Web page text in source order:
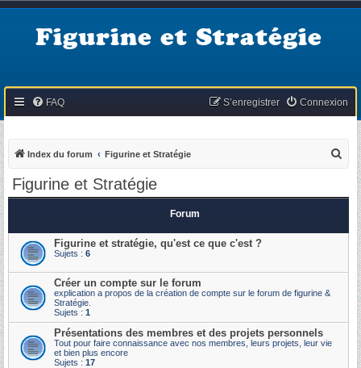
Figurine et Stratégie
FAQ Connexion
S’enregistrer
Index du forum Figurine et Stratégie
Figurine et Stratégie
Forum
Figurine et stratégie, qu'est ce que c'est ?
Sujets : 6
Créer un compte sur le forum
explication a propos de la création de compte sur le forum de figurine &
Stratégie.
Sujets : 1
Présentations des membres et des projets personnels
Tout pour faire connaissance avec nos membres, leurs projets, leur vie
et bien plus encore
Sujets : 17